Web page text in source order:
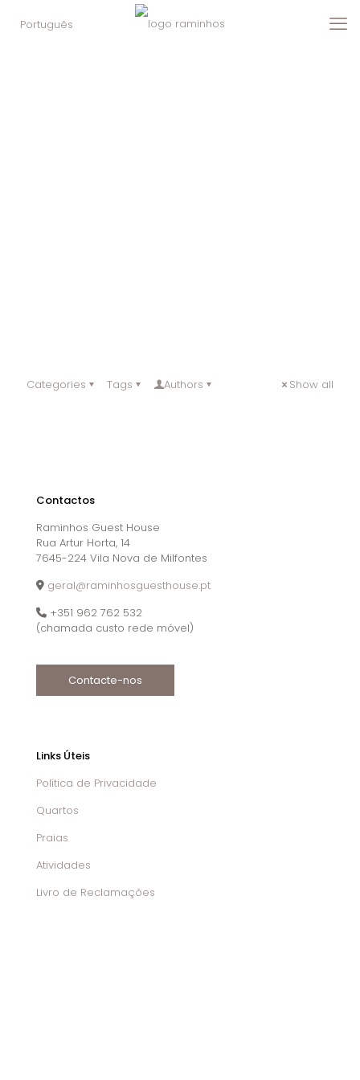
Português
Categories Tags Authors Show all
Contactos
Raminhos Guest House
Rua Artur Horta, 14
7645-224 Vila Nova de Milfontes
geral@raminhosguesthouse.pt
+351 962 762 532
(chamada custo rede móvel)
Contacte-nos
Links Úteis
Política de Privacidade
Quartos
Praias
Atividades
Livro de Reclamações